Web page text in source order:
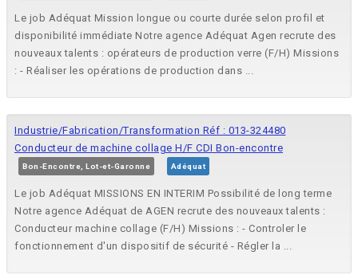
Le job Adéquat Mission longue ou courte durée selon profil et
disponibilité immédiate Notre agence Adéquat Agen recrute des
nouveaux talents : opérateurs de production verre (F/H) Missions
: - Réaliser les opérations de production dans ...
Industrie/Fabrication/Transformation Réf : 013-324480
Conducteur de machine collage H/F CDI Bon-encontre
Bon-Encontre, Lot-et-Garonne Adéquat
Le job Adéquat MISSIONS EN INTERIM Possibilité de long terme
Notre agence Adéquat de AGEN recrute des nouveaux talents :
Conducteur machine collage (F/H) Missions : - Controler le
fonctionnement d'un dispositif de sécurité - Régler la ...